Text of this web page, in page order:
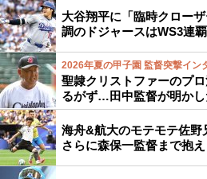
大谷翔平に「臨時クロー
調のドジャースはWS3連
2026年夏の甲子園 監督突撃イン
聖隷クリストファーのプ
るがず…田中監督が明か
海舟&航大のモテモテ佐野
さらに森保一監督まで抱